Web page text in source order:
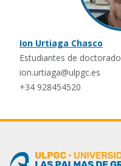
Ion Urtiaga Chasco
Estudiantes de doctorado
ion.urtiaga@ulpgc.es
+34 928454520